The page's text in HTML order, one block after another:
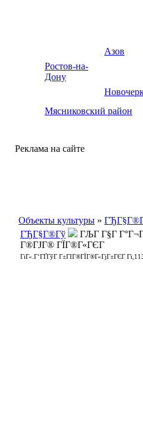
Азов
Ростов-на-
Дону
Мясниковский район
Реклама на сайте
Объекты культуры »
ГЂГ§Г®Гў
ГЉГ Г§Г
Г®ГЈГ® ГЇГ®Г«ГЄГ
ГіГ«.Г‘ГҐГўГ Г±ГІГ®ГЇГ®Г«ГјГ±ГЄГ